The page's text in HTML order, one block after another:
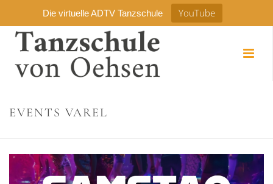
Die virtuelle ADTV Tanzschule YouTube
EVENTS VAREL